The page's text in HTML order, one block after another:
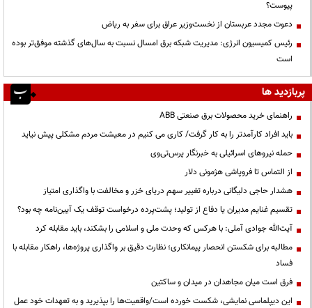
پیوست؟
دعوت مجدد عربستان از نخست‌وزیر عراق برای سفر به ریاض
رئیس کمیسیون انرژی: مدیریت شبکه برق امسال نسبت به سال‌های گذشته موفق‌تر بوده
است
پربازدید ها
راهنمای خرید محصولات برق صنعتی ABB
باید افراد کارآمدتر را به کار گرفت/ کاری می کنیم در معیشت مردم مشکلی پیش نیاید
حمله نیروهای اسرائیلی به خبرنگار پرس‌تی‌وی
از التماس تا فروپاشی هژمونی دلار
هشدار حاجی دلیگانی درباره تغییر سهم دریای خزر و مخالفت با واگذاری امتیاز
تقسیم غنایم مدیران یا دفاع از تولید؛ پشت‌پرده درخواست توقف یک آیین‌نامه چه بود؟
آیت‌الله جوادی آملی: با هرکس که وحدت ملی و اسلامی را بشکند، باید مقابله کرد
مطالبه برای شکستن انحصار پیمانکاری؛ نظارت دقیق بر واگذاری پروژه‌ها، راهکار مقابله با
فساد
فرق است میان مجاهدان در میدان و ساکتین
این دیپلماسی نمایشی، شکست خورده است/واقعیت‌ها را بپذیرید و به تعهدات خود عمل